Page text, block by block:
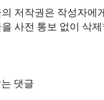
저작권은 작성자에
사전 통보 없이 삭
댓글